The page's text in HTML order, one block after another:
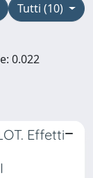
Tutti (10)
0.022
Effetti